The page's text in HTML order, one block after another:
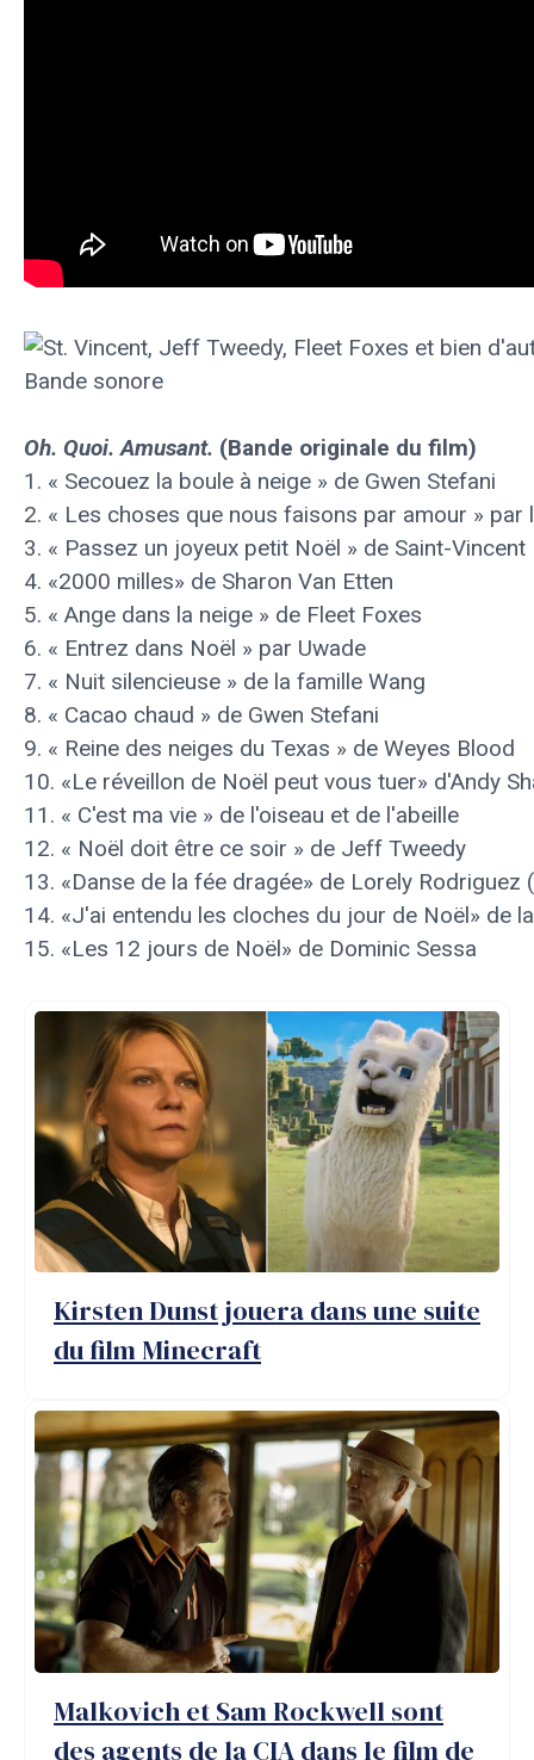
Oh. Quoi. Amusant. (Bande originale du film)
1. « Secouez la boule à neige » de Gwen Stefani
2. « Les choses que nous faisons par amour » par
3. « Passez un joyeux petit Noël » de Saint-Vincent
4. «2000 milles» de Sharon Van Etten
5. « Ange dans la neige » de Fleet Foxes
6. « Entrez dans Noël » par Uwade
7. « Nuit silencieuse » de la famille Wang
8. « Cacao chaud » de Gwen Stefani
9. « Reine des neiges du Texas » de Weyes Blood
10. «Le réveillon de Noël peut vous tuer» d'Andy
11. « C'est ma vie » de l'oiseau et de l'abeille
12. « Noël doit être ce soir » de Jeff Tweedy
13. «Danse de la fée dragée» de Lorely Rodriguez
14. «J'ai entendu les cloches du jour de Noël» de
15. «Les 12 jours de Noël» de Dominic Sessa
Kirsten Dunst jouera dans une suite
du film Minecraft
Malkovich et Sam Rockwell sont
des agents de la CIA dans le film de